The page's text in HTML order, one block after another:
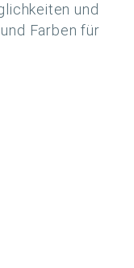
und
Farben für